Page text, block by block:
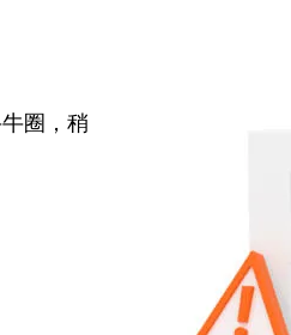
圈，稍